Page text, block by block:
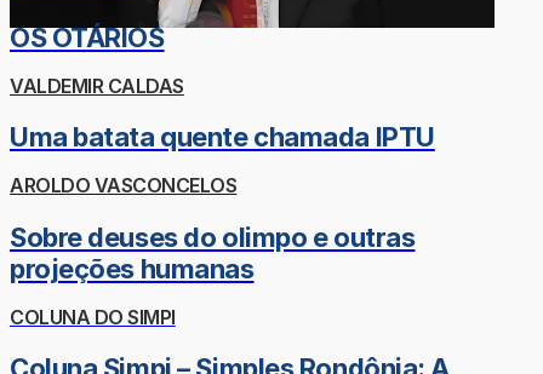
OS OTÁRIOS
VALDEMIR CALDAS
Uma batata quente chamada IPTU
AROLDO VASCONCELOS
Sobre deuses do olimpo e outras
projeções humanas
COLUNA DO SIMPI